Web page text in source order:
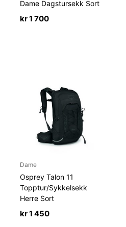
Dame Dagstursekk Sort
kr1 700
Dame
Osprey Talon 11
Topptur/Sykkelsekk
Herre Sort
kr1 450